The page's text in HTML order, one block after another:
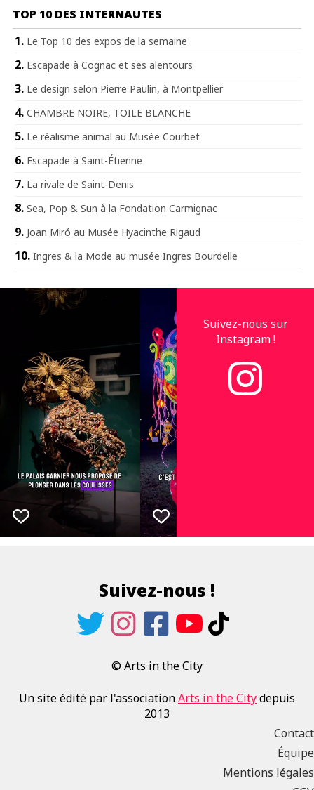
TOP 10 DES INTERNAUTES
Le Top 10 des expos de la semaine
Escapade à Cognac et ses alentours
Le design selon Pierre Paulin, à Montpellier
CHAMBRE NOIRE, TOILE BLANCHE
Le réalisme animal au Musée Courbet
Escapade à Saint-Étienne
La rivale de Saint-Denis
Sea, Pop & Sun à la Fondation Carmignac
Joan Miró au Musée Hyacinthe Rigaud
Ingres & la Mode au musée Ingres Bourdelle
Suivez-nous sur
Instagram !
Suivez-nous !
© Arts in the City
Un site édité par l'associationArts in the Citydepuis
2013
Contact
Équipe
Mentions légales